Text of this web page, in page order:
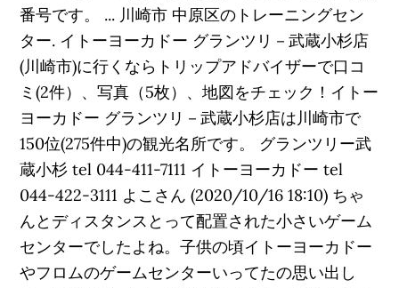
番号です。 ... 川崎市 中原区のトレーニングセン
ター. イトーヨーカドー グランツリ－武蔵小杉店
(川崎市)に行くならトリップアドバイザーで口コ
ミ(2件）、写真（5枚）、地図をチェック！イトー
ヨーカドー グランツリ－武蔵小杉店は川崎市で
150位(275件中)の観光名所です。 グランツリー武
蔵小杉 tel 044-411-7111 イトーヨーカドー tel
044-422-3111 よこさん (2020/10/16 18:10) ちゃ
んとディスタンスとって配置された小さいゲーム
センターでしたよね。子供の頃イトーヨーカドー
やフロムのゲームセンターいってたの思い出し